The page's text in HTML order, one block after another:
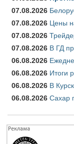
07.08.2026
07.08.2026 Цены
07.08.2026
07.08.2026 В ГД
06.08.2026
06.08.2026 Итоги
06.08.2026 В
06.08.2026 Сахар